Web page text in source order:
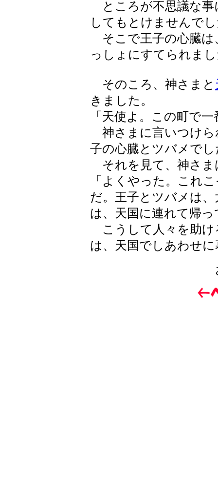
ところが不思議な事
してもとけませんで
そこで王子の心臓は
っしょにすてられま
そのころ、神さまと
きました。
「天使よ。この町で
神さまに言いつけら
子の心臓とツバメでし
それを見て、神さま
「よくやった。これ
だ。王子とツバメは
は、天国に連れて帰
こうして人々を助け
は、天国でしあわせ